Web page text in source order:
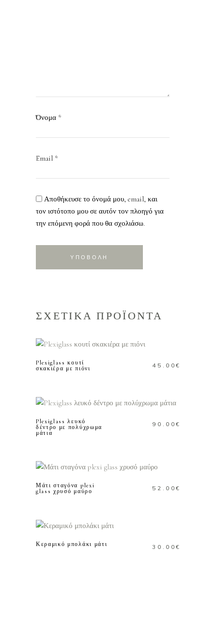
Όνομα *
Email *
Αποθήκευσε το όνομά μου, email, και
τον ιστότοπο μου σε αυτόν τον πλοηγό για
την επόμενη φορά που θα σχολιάσω.
ΣΧΕΤΙΚΑ ΠΡΟΪΟΝΤΑ
Plexiglass κουτί
σκακιέρα με πιόνι
45.00€
Plexiglass λευκό
δέντρο με πολύχρωμα
μάτια
90.00€
Μάτι σταγόνα plexi
glass χρυσό μαύρο
52.00€
Κεραμικό μπολάκι μάτι 30.00€